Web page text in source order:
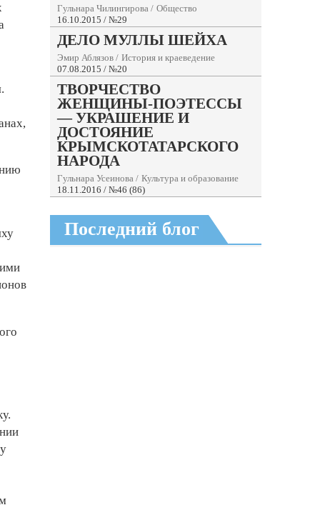
Гульнара Чилингирова / Общество
16.10.2015 / №29
ДЕЛО МУЛЛЫ ШЕЙХА
Эмир Аблязов / История и краеведение
07.08.2015 / №20
ТВОРЧЕСТВО
ЖЕНЩИНЫ-ПОЭТЕССЫ
— УКРАШЕНИЕ И
ДОСТОЯНИЕ
КРЫМСКОТАТАРСКОГО
НАРОДА
Гульнара Усеинова / Культура и образование
18.11.2016 / №46 (86)
Последний блог